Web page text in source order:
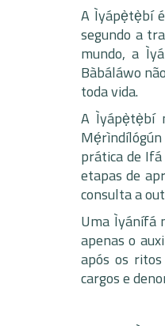
A Ìyápẹ̀tẹ̀bí
segundo a
mundo, a
Bàbáláwo
toda vida.
A Ìyápẹ̀tẹ̀bí
Mẹ́rìndílógún
prática de
etapas de
consulta a
Uma Ìyánífá
apenas o
após os
cargos e